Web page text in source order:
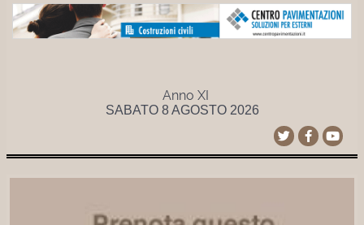
Anno XI
SABATO 8 AGOSTO 2026